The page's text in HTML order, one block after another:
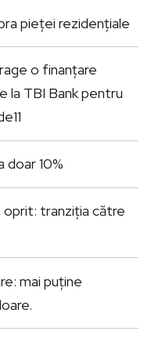
pieței rezidențiale
o finanțare
la TBI Bank pentru
doar 10%
tranziția către
mai puține